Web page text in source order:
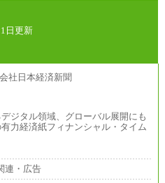
円（勤務地域等により異なりま
を考慮し、選考の中で決定いたし
額支給します。
日更新
ジタル領域、グローバル展開にも
力経済紙フィナンシャル・タイム
連・広告